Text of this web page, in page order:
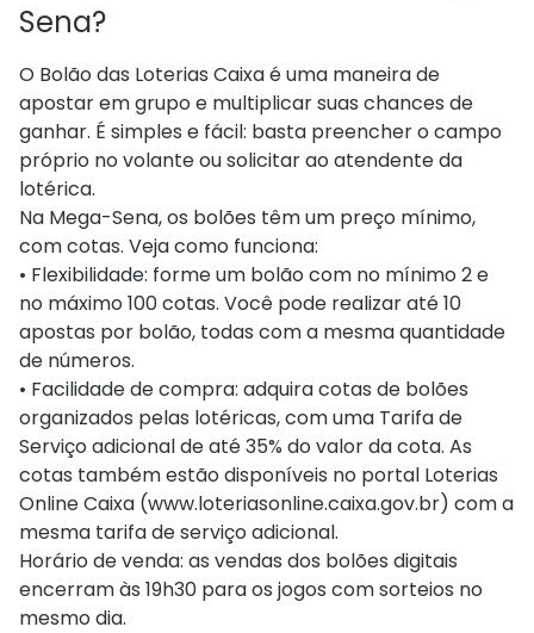
Sena?
O Bolão das Loterias Caixa é uma maneira de
apostar em grupo e multiplicar suas chances de
ganhar. É simples e fácil: basta preencher o campo
próprio no volante ou solicitar ao atendente da
lotérica.
Na Mega-Sena, os bolões têm um preço mínimo,
com cotas. Veja como funciona:
• Flexibilidade: forme um bolão com no mínimo 2 e
no máximo 100 cotas. Você pode realizar até 10
apostas por bolão, todas com a mesma quantidade
de números.
• Facilidade de compra: adquira cotas de bolões
organizados pelas lotéricas, com uma Tarifa de
Serviço adicional de até 35% do valor da cota. As
cotas também estão disponíveis no portal Loterias
Online Caixa (www.loteriasonline.caixa.gov.br) com a
mesma tarifa de serviço adicional.
Horário de venda: as vendas dos bolões digitais
encerram às 19h30 para os jogos com sorteios no
mesmo dia.